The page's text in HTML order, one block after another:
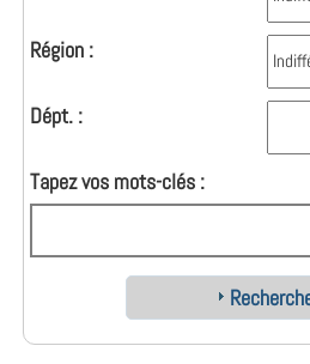
Région :
Dépt. :
Tapez vos mots-clés :